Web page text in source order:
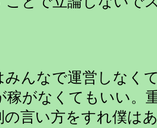
んなで運営しなく
稼がなくてもいい。
の言い方をすれ僕は